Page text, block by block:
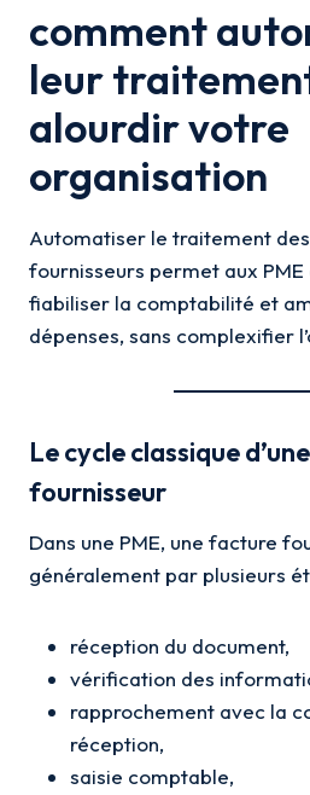
comment
leur
alourdir votre
organisation
Automatiser le traitement
fournisseurs permet aux
fiabiliser la comptabilité et
dépenses, sans complexifier
Le cycle classique
fournisseur
Dans une PME, une facture
généralement par plusieurs
réception du document,
vérification des
rapprochement avec la
réception,
saisie comptable,